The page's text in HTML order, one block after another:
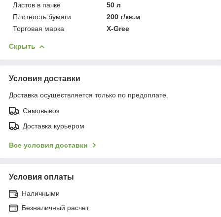
Листов в пачке
50 л
Плотность бумаги
200 г/кв.м
Торговая марка
X-Gree
Скрыть
Условия доставки
Доставка осуществляется только по предоплате.
Самовывоз
Доставка курьером
Все условия доставки
Условия оплаты
Наличными
Безналичный расчет